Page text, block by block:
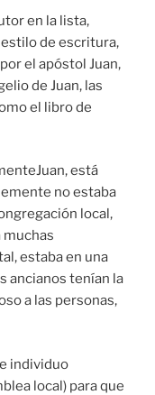
en la lista,
de escritura,
el apóstol Juan,
de Juan, las
el libro de
está
no estaba
local,
muchas
estaba en una
ancianos tenían la
a las personas,
individuo
local) para que